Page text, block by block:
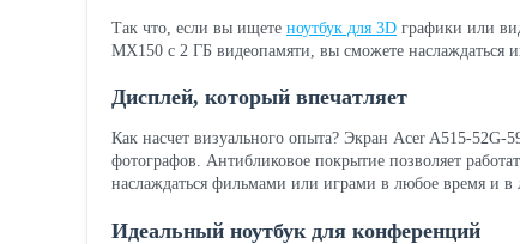
Так что, если вы ищете ноутбук для 3D графики или
MX150 с 2 ГБ видеопамяти, вы сможете наслаждаться
Дисплей, который впечатляет
Как насчет визуального опыта? Экран Acer A515-
фотографов. Антибликовое покрытие позволяет
наслаждаться фильмами или играми в любое время и в
Идеальный ноутбук для конференций